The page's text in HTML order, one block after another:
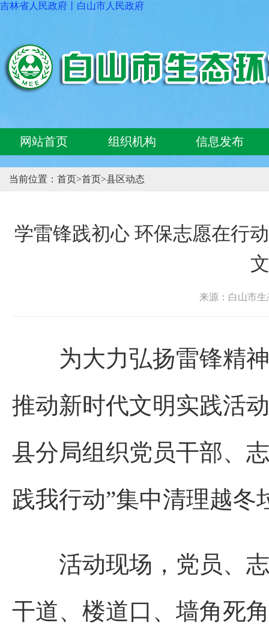
吉林省人民政府 白山市人民政府
网站首页 组织机构 信息发布
当前位置： 首页>首页>县区动态
学雷锋践初心 环保志愿在行
来源：白山市
为大力弘扬雷锋精神
推动新时代文明实践活
县分局组织党员干部、
践我行动”集中清理越冬
活动现场，党员、志
干道、楼道口、墙角死